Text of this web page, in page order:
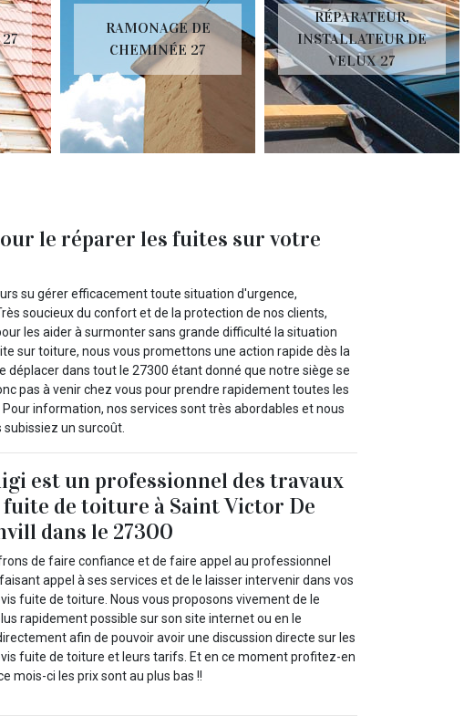
RAMONAGE DE
CHEMINÉE 27
RÉPARATEUR,
INSTALLATEUR DE
VELUX 27
le réparer les fuites sur votre
su gérer efficacement toute situation d'urgence,
soucieux du confort et de la protection de nos clients,
les aider à surmonter sans grande difficulté la situation
sur toiture, nous vous promettons une action rapide dès la
déplacer dans tout le 27300 étant donné que notre siège se
pas à venir chez vous pour prendre rapidement toutes les
information, nos services sont très abordables et nous
un surcoût.
est un professionnel des travaux
fuite de toiture à Saint Victor De
dans le 27300
de faire confiance et de faire appel au professionnel
appel à ses services et de le laisser intervenir dans vos
fuite de toiture. Nous vous proposons vivement de le
rapidement possible sur son site internet ou en le
afin de pouvoir avoir une discussion directe sur les
fuite de toiture et leurs tarifs. Et en ce moment profitez-en
mois-ci les prix sont au plus bas !!